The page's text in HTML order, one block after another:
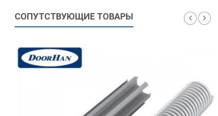
СОПУТСТВУЮЩИЕ ТОВАРЫ